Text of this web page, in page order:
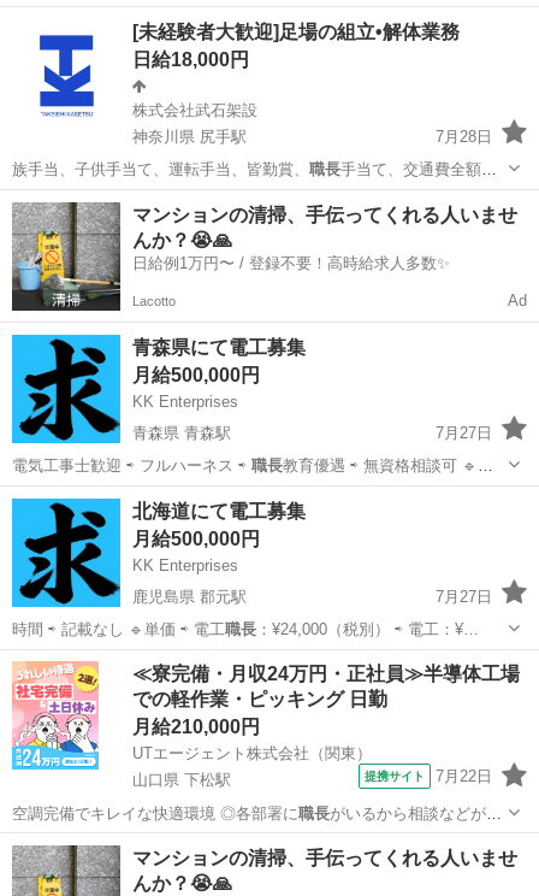
で単…
その他
[未経験者大歓迎]足場の組立•解体業務
日給18,000円
株式会社武石架設
神奈川県 尻手駅
7月28日
族手当、子供手当て、運転手当、皆勤賞、 職長手当て、交通費全額支
給、作業着支給、道…
神奈川 川崎市 鳶職 足場
マンションの清掃、手伝ってくれる人いませ
んか？😭🙏
日給例1万円〜 / 登録不要！高時給求人多数✨
Lacotto Ad
青森県にて電工募集
月給500,000円
KK Enterprises
青森県 青森駅
7月27日
電気工事士歓迎 ⇨ フルハーネス ⇨ 職長教育優遇 ⇨ 無資格相談可 🔹外
国人…
青森 青森市 青森駅 建築
北海道にて電工募集
月給500,000円
KK Enterprises
鹿児島県 郡元駅
7月27日
時間 ⇨ 記載なし 🔹単価 ⇨ 電工職長：¥24,000（税別） ⇨ 電工：¥…
鹿児島 鹿児島市 郡元駅 建築 電工
≪寮完備・月収24万円・正社員≫半導体工場
での軽作業・ピッキング 日勤
月給210,000円
UTエージェント株式会社（関東）
山口県 下松駅
提携サイト 7月22日
空調完備でキレイな快適環境 ◎各部署に職長がいるから相談などがし
やすい職場 ◎食…
山口 下松市 その他
マンションの清掃、手伝ってくれる人いませ
んか？😭🙏